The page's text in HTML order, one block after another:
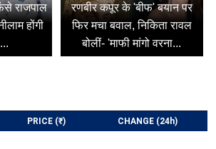
राजपाल
होंगी
रणबीर कपूर के 'बीफ' बयान पर
फिर मचा बवाल, निकिता रावल
बोलीं- 'माफी मांगो वरना...